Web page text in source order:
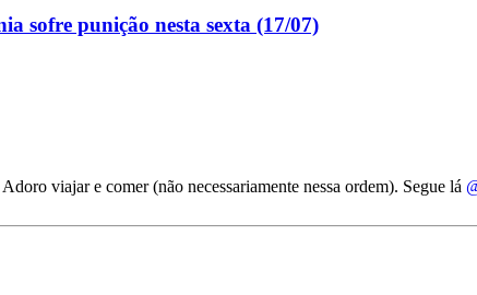
sofre punição nesta sexta (17/07)
viajar e comer (não necessariamente nessa ordem). Segue lá